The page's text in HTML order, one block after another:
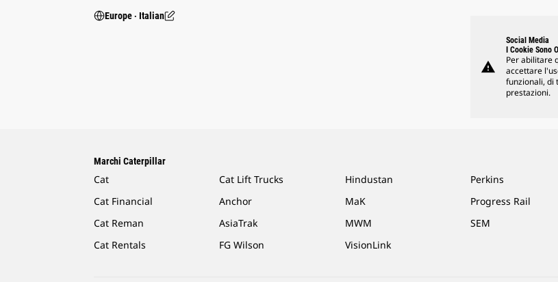
Europe ‧ Italian
warning
Social Media
I Cookie Sono
Per abilitare
accettare
funzionali, di
prestazioni.
Marchi Caterpillar
Cat
Cat Financial
Cat Reman
Cat Rentals
Cat Lift Trucks
Anchor
AsiaTrak
FG Wilson
Hindustan
MaK
MWM
VisionLink
Perkins
Progress Rail
SEM